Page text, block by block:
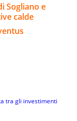
Sogliano e
calde
tra gli investimenti